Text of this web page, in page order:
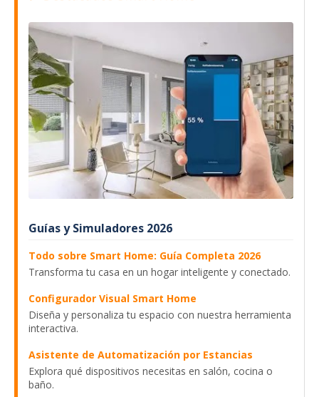
Guías y Simuladores 2026
Todo sobre Smart Home: Guía Completa 2026
Transforma tu casa en un hogar inteligente y conectado.
Configurador Visual Smart Home
Diseña y personaliza tu espacio con nuestra herramienta
interactiva.
Asistente de Automatización por Estancias
Explora qué dispositivos necesitas en salón, cocina o
baño.